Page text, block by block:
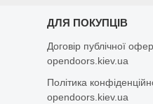
ДЛЯ ПОКУПЦІВ
Договір публічної
opendoors.kiev.ua
Політика
opendoors.kiev.ua